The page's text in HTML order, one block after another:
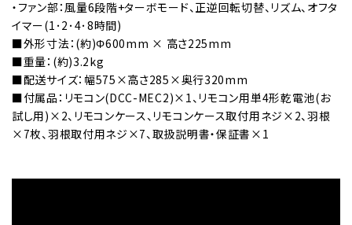
・ファン部：風量6段階+ターボモード、正逆回転切替、リズム、オフタ
イマー(1･2･4･8時間)
■外形寸法：(約)Φ600mm × 高さ225mm
■重量：(約)3.2kg
■配送サイズ：幅575×高さ285×奥行320mm
■付属品：リモコン(DCC-MEC2)×1、リモコン用単4形乾電池(お
試し用)×2、リモコンケース、リモコンケース取付用ネジ×2、羽根
×7枚、羽根取付用ネジ×7、取扱説明書・保証書×1